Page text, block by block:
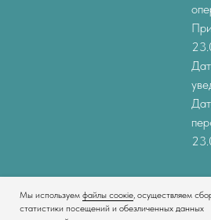
Мы используем файлы соокіе, осуществляем
статистики посещений и обезличенных данных